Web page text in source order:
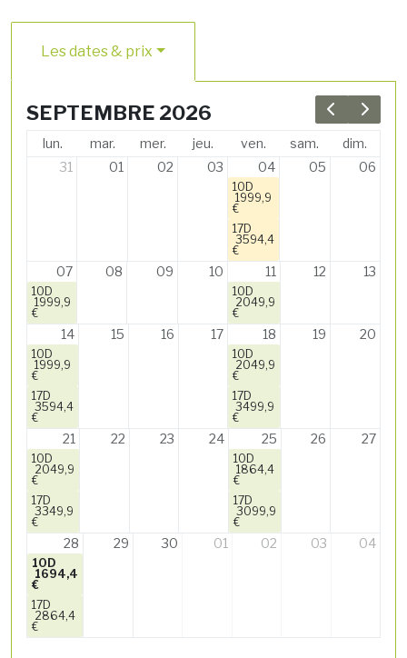
Les dates & prix
Previous
Next
SEPTEMBRE 2026
lun. mar. mer. jeu. ven. sam.
dim.
31
01 02 03 04
10D
1999,9
€
17D
3594,4
€
05 06
07
10D
1999,9
€
08 09 10 11
10D
2049,9
€
12 13
14
10D
1999,9
€
17D
3594,4
€
15 16 17 18
10D
2049,9
€
17D
3499,9
€
19 20
21
10D
2049,9
€
17D
3349,9
€
22 23 24 25
10D
1864,4
€
17D
3099,9
€
26 27
28
10D
1694,4
€
17D
2864,4
€
29 30 01 02 03 04